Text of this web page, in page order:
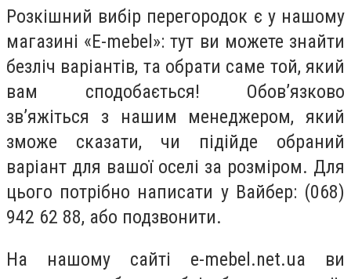
Розкішний вибір перегородок є у нашому
магазині «E-mebel»: тут ви можете знайти
безліч варіантів, та обрати саме той, який
вам сподобається! Обов’язково
зв’яжіться з нашим менеджером, який
зможе сказати, чи підійде обраний
варіант для вашої оселі за розміром. Для
цього потрібно написати у Вайбер: (068)
942 62 88, або подзвонити.
На нашому сайті e-mebel.net.ua ви